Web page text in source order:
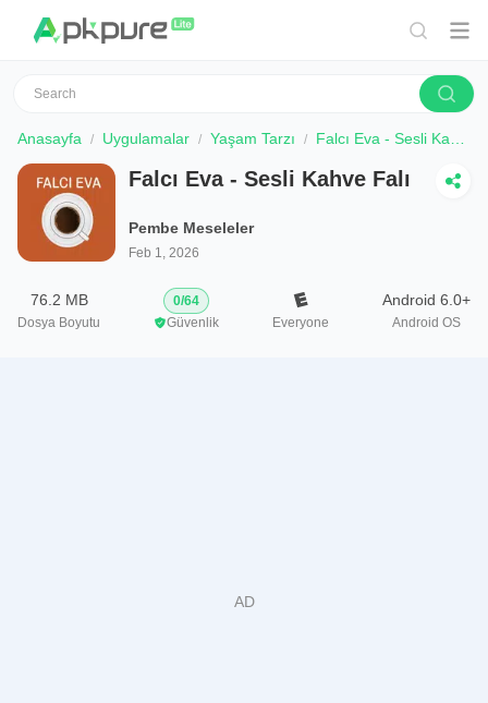
Anasayfa Uygulamalar Yaşam Tarzı Falcı Eva - Sesli Kahve Falı
Falcı Eva - Sesli Kahve Falı
Pembe Meseleler
Feb 1, 2026
76.2 MB
Dosya Boyutu
0/64
Güvenlik
Everyone
Android 6.0+
Android OS